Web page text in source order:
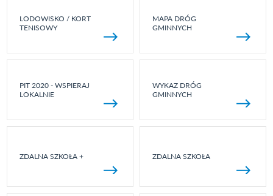
LODOWISKO / KORT
TENISOWY
MAPA DRÓG
GMINNYCH
PIT 2020 - WSPIERAJ
LOKALNIE
WYKAZ DRÓG
GMINNYCH
ZDALNA SZKOŁA + ZDALNA SZKOŁA